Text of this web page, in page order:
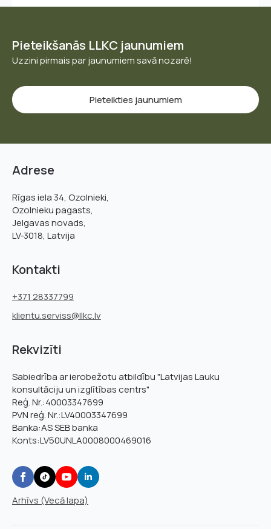
Pieteikšanās LLKC jaunumiem
Uzzini pirmais par jaunumiem savā nozarē!
Pieteikties jaunumiem
Adrese
Rīgas iela 34, Ozolnieki,
Ozolnieku pagasts,
Jelgavas novads,
LV-3018, Latvija
Kontakti
+371 28337799
klientu.serviss@llkc.lv
Rekvizīti
Sabiedrība ar ierobežotu atbildību "Latvijas Lauku
konsultāciju un izglītības centrs"
Reģ. Nr.:40003347699
PVN reģ. Nr.:LV40003347699
Banka:AS SEB banka
Konts:LV50UNLA0008000469016
Arhīvs (Vecā lapa)